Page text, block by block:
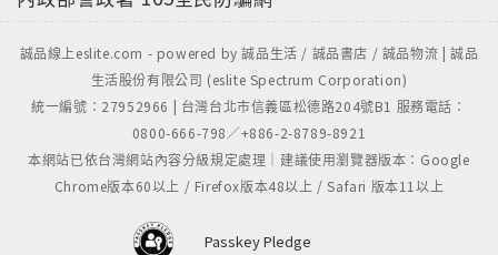
誠品線上eslite.com - powered by 誠品生活 / 誠品書店 / 誠品物流 | 誠品
生活股份有限公司 (eslite Spectrum Corporation)
統一編號：27952966 | 台灣台北市信義區松德路204號B1 服務電話：
0800-666-798／+886-2-8789-8921
本網站已依台灣網站內容分級規定處理｜建議使用瀏覽器版本：Google
Chrome版本60以上 / Firefox版本48以上 / Safari 版本11以上
Passkey Pledge